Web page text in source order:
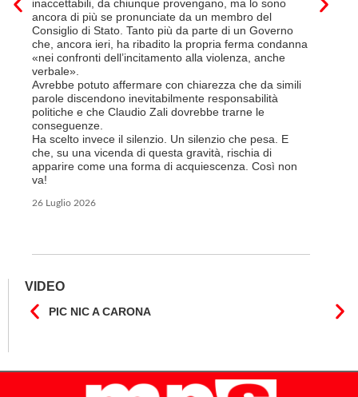
inaccettabili, da chiunque provengano, ma lo sono
ancora di più se pronunciate da un membro del
Consiglio di Stato. Tanto più da parte di un Governo
che, ancora ieri, ha ribadito la propria ferma condanna
«nei confronti dell’incitamento alla violenza, anche
verbale».
Avrebbe potuto affermare con chiarezza che da simili
parole discendono inevitabilmente responsabilità
politiche e che Claudio Zali dovrebbe trarne le
conseguenze.
Ha scelto invece il silenzio. Un silenzio che pesa. E
che, su una vicenda di questa gravità, rischia di
apparire come una forma di acquiescenza. Così non
va!
26 Luglio 2026
Questa
VIDEO
PIC NIC A CARONA
IL